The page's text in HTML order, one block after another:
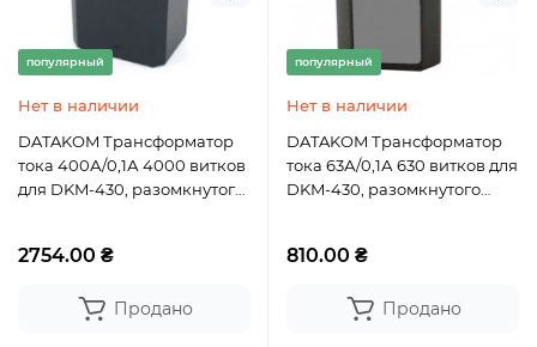
популярный
Нет в наличии
DATAKOM Трансформатор
тока 400А/0,1А 4000 витков
для DKM-430, разомкнутого
2754.00 ₴
Продано
популярный
Нет в наличии
DATAKOM Трансформатор
тока 63А/0,1А 630 витков для
DKM-430, разомкнутого
810.00 ₴
Продано